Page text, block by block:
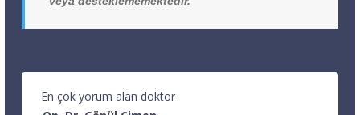
En çok yorum alan doktor